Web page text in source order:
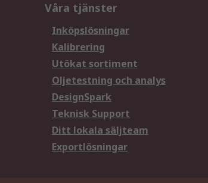
Våra tjänster
Inköpslösningar
Kalibrering
Utökat sortiment
Oljetestning och analys
DesignSpark
Teknisk Support
Ditt lokala säljteam
Exportlösningar